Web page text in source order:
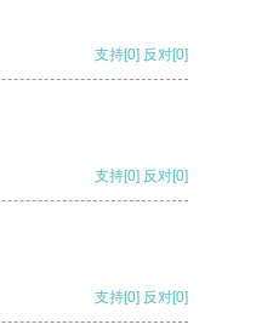
支持[0] 反对[0]
支持[0] 反对[0]
支持[0] 反对[0]